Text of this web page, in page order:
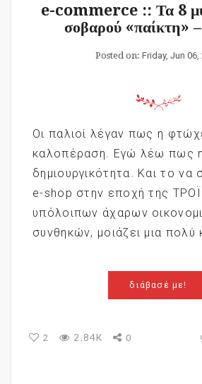
e-commerce :: Τα 8
σοβαρού
Posted on: Friday, Jun 06,
Οι παλιοί λέγαν πως η
καλοπέραση. Εγώ λέω πως η
δημιουργικότητα. Και το να
e-shop στην εποχή της
υπόλοιπων άχαρων
συνθηκών, μοιάζει μια πολύ
διάβασέ με!
2 2.84K 0